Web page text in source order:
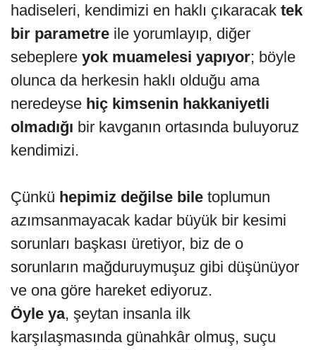
hadiseleri, kendimizi en haklı çıkaracak tek
bir parametre ile yorumlayıp, diğer
sebeplere yok muamelesi yapıyor; böyle
olunca da herkesin haklı olduğu ama
neredeyse hiç kimsenin hakkaniyetli
olmadığı bir kavganın ortasında buluyoruz
kendimizi.
Çünkü hepimiz değilse bile toplumun
azımsanmayacak kadar büyük bir kesimi
sorunları başkası üretiyor, biz de o
sorunların mağduruymuşuz gibi düşünüyor
ve ona göre hareket ediyoruz.
Öyle ya, şeytan insanla ilk
karşılaşmasında günahkâr olmuş, suçu